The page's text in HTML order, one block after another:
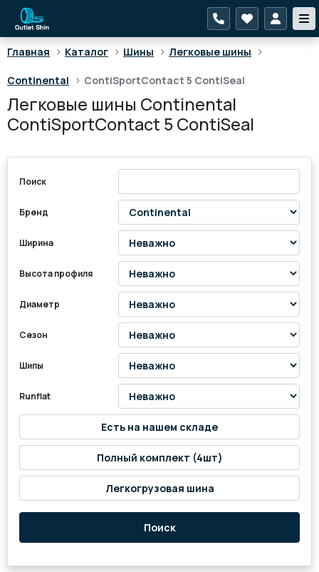
Главная > Каталог > Шины > Легковые шины >
Continental > ContiSportContact 5 ContiSeal
Легковые шины Continental
ContiSportContact 5 ContiSeal
Поиск
Бренд
Ширина
Высота профиля
Диаметр
Сезон
Шипы
Runflat
Есть на нашем складе
Полный комплект (4шт)
Легкогрузовая шина
Поиск